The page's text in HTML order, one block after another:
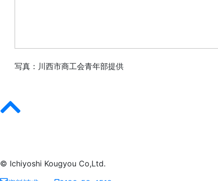
写真：川西市商工会青年部提供
© Ichiyoshi Kougyou Co,Ltd.